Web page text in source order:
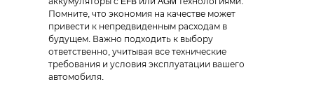
Помните, что экономия на качестве может
привести к непредвиденным расходам в
будущем. Важно подходить к выбору
ответственно, учитывая все технические
требования и условия эксплуатации вашего
автомобиля.